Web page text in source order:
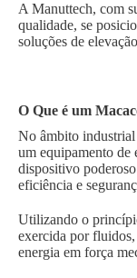
A Manuttech, com
qualidade, se
soluções de
O Que é um
No âmbito
um equipamento de
dispositivo
eficiência e
Utilizando o
exercida por
energia em força